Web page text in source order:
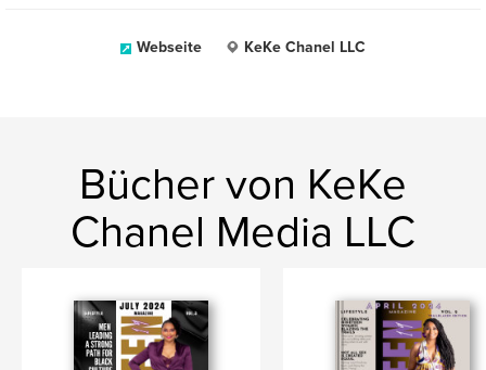
Webseite KeKe Chanel LLC
Bücher von KeKe
Chanel Media LLC